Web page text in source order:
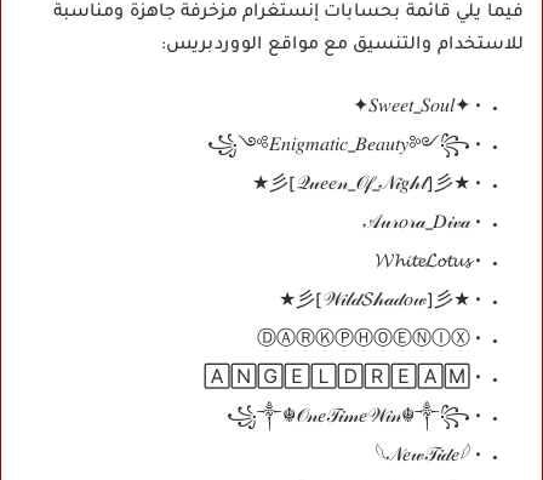
فيما يلي قائمة بحسابات إنستغرام مزخرفة جاهزة ومناسبة
للاستخدام والتنسيق مع مواقع الووردبريس:
• ✦𝑆𝑤𝑒𝑒𝑡_𝑆𝑜𝑢𝑙✦
• ꧁༺𝐸𝑛𝑖𝑔𝑚𝑎𝑡𝑖𝑐_𝐵𝑒𝑎𝑢𝑡𝑦༻꧂
• ★彡[𝒬𝓊𝑒𝑒𝓃_𝒪𝒻_𝒩𝒾𝑔𝒽𝓉]彡★
• 𝒜𝓊𝓇𝑜𝓇𝒶_𝐷𝒾𝓋𝒶
• 𝓦𝓱𝓲𝓽𝓮𝓛𝓸𝓽𝓾𝓼
• ★彡[𝒲𝒾𝓁𝒹𝓢𝒽𝒶𝒹𝑜𝓌]彡★
• ⒹⒶⓇⓀⓅⒽⓄⒺⓃⒾⓍ
• 🄰🄽🄶🄴🄻🄳🅁🄴🄰🄼
• ꧁༒☬𝒪𝓃𝑒𝒯𝒾𝓂𝑒𝒲𝒾𝓃☬༒꧂
• 𓆩𝒩𝑒𝓌𝒯𝒾𝒹𝑒𓆪